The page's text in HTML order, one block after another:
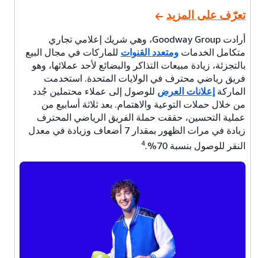
تعرّف على المزيد
أرادت Goodway Group، وهي شريك إعلامي تجاري
متكامل الخدمات ومتعدد القنوات للماركات في مجال البيع
بالتجزئة، زيادة مبيعات التذاكر والبضائع لأحد عملائها، وهو
فريق رياضي محترف في الولايات المتحدة. استخدمت
الماركة إعلانات العرض للوصول إلى عملاء محتملين جُدد
من خلال حملات التوعية والاهتمام. بعد ثلاثة أسابيع من
عملية التحسين، حققت حملة الفريق الرياضي المحترف
زيادة في مرات الظهور بمقدار 7 أضعاف وزيادة في معدل
النقر للوصول بنسبة 70%.
4